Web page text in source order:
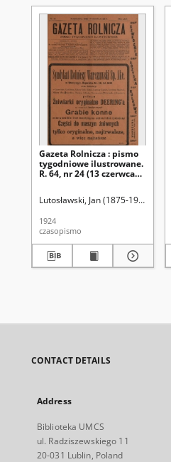
Gazeta Rolnicza : pismo
tygodniowe ilustrowane.
R. 64, nr 24 (13 czerwca
Lutosławski, Jan (1875-1950). Red.
1924
czasopismo
CONTACT DETAILS
Address
Biblioteka UMCS
ul. Radziszewskiego 11
20-031 Lublin, Poland